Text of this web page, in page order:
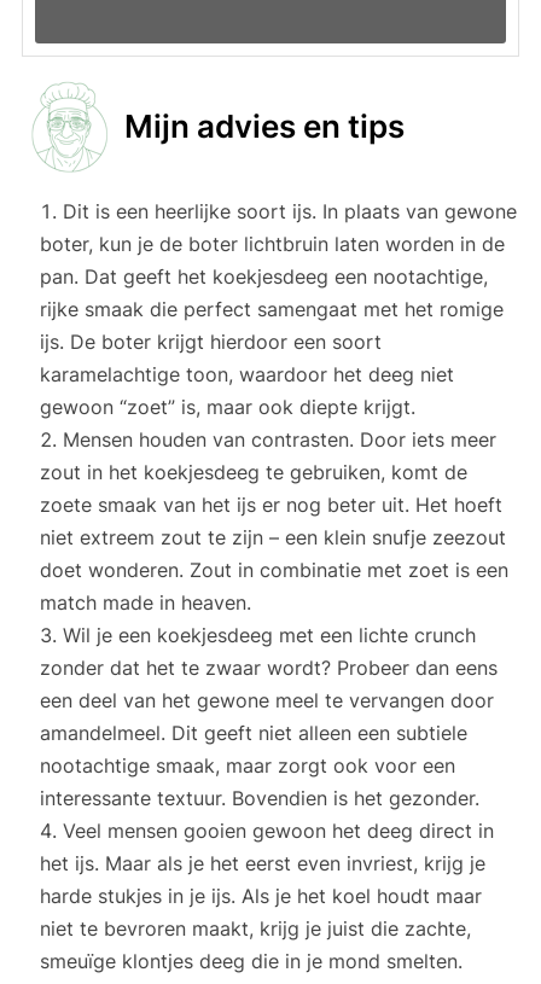
Mijn advies en tips
Dit is een heerlijke soort ijs. In plaats van gewone
boter, kun je de boter lichtbruin laten worden in de
pan. Dat geeft het koekjesdeeg een nootachtige,
rijke smaak die perfect samengaat met het romige
ijs. De boter krijgt hierdoor een soort
karamelachtige toon, waardoor het deeg niet
gewoon “zoet” is, maar ook diepte krijgt.
Mensen houden van contrasten. Door iets meer
zout in het koekjesdeeg te gebruiken, komt de
zoete smaak van het ijs er nog beter uit. Het hoeft
niet extreem zout te zijn – een klein snufje zeezout
doet wonderen. Zout in combinatie met zoet is een
match made in heaven.
Wil je een koekjesdeeg met een lichte crunch
zonder dat het te zwaar wordt? Probeer dan eens
een deel van het gewone meel te vervangen door
amandelmeel. Dit geeft niet alleen een subtiele
nootachtige smaak, maar zorgt ook voor een
interessante textuur. Bovendien is het gezonder.
Veel mensen gooien gewoon het deeg direct in
het ijs. Maar als je het eerst even invriest, krijg je
harde stukjes in je ijs. Als je het koel houdt maar
niet te bevroren maakt, krijg je juist die zachte,
smeuïge klontjes deeg die in je mond smelten.